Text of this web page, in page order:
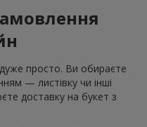
просто. Ви обираєте
— листівку чи інші
доставку на букет з